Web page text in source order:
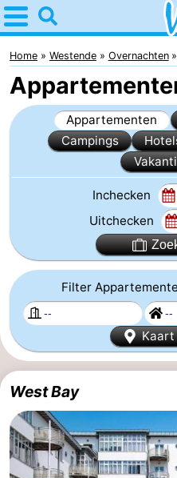
Home
Westende
Tips
Voor
Appartementen
-
Holiday
Suites
Nieuwpoort
Holiday
Suites
Westende
Bed
(&
breakfasts)
Campings
Hotels
Vakantiehuizen
-
Home Westende Overnachten
Appartementen
Campings
Inchecken
Uitchecken
Filter
Kaart
West Bay